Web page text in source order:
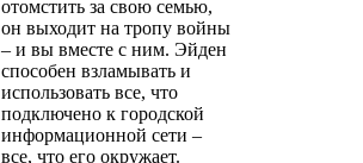
отомстить за свою семью,
он выходит на тропу войны
– и вы вместе с ним. Эйден
способен взламывать и
использовать все, что
подключено к городской
информационной сети –
все, что его окружает.